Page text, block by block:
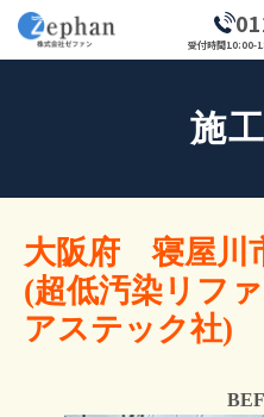
受付時間10:00-
施
大阪府 寝屋川
(超低汚染リフ
アステック社)